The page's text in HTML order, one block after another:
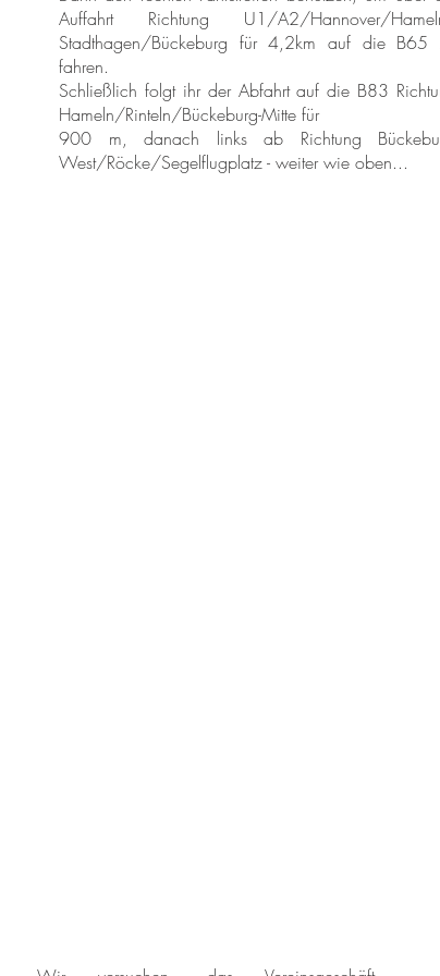
Auffahrt Richtung U1/A2/Hannover/
Stadthagen/Bückeburg für 4,2km auf die B65
fahren.
Schließlich folgt ihr der Abfahrt auf die B83
Hameln/Rinteln/Bückeburg-Mitte für
900 m, danach links ab Richtung
West/Röcke/Segelflugplatz - weiter wie oben...